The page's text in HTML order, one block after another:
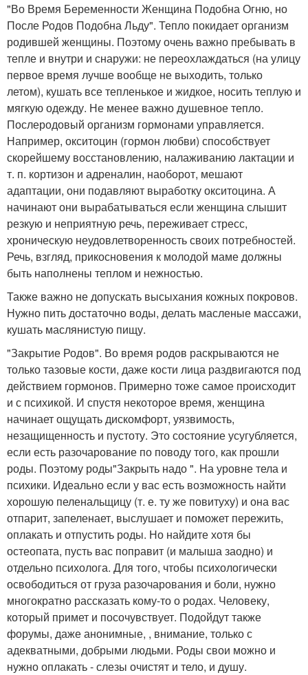
"Во Время Беременности Женщина Подобна Огню, но
После Родов Подобна Льду". Тепло покидает организм
родившей женщины. Поэтому очень важно пребывать в
тепле и внутри и снаружи: не переохлаждаться (на улицу
первое время лучше вообще не выходить, только
летом), кушать все тепленькое и жидкое, носить теплую и
мягкую одежду. Не менее важно душевное тепло.
Послеродовый организм гормонами управляется.
Например, окситоцин (гормон любви) способствует
скорейшему восстановлению, налаживанию лактации и
т. п. кортизон и адреналин, наоборот, мешают
адаптации, они подавляют выработку окситоцина. А
начинают они вырабатываться если женщина слышит
резкую и неприятную речь, переживает стресс,
хроническую неудовлетворенность своих потребностей.
Речь, взгляд, прикосновения к молодой маме должны
быть наполнены теплом и нежностью.
Также важно не допускать высыхания кожных покровов.
Нужно пить достаточно воды, делать масленые массажи,
кушать маслянистую пищу.
"Закрытие Родов". Во время родов раскрываются не
только тазовые кости, даже кости лица раздвигаются под
действием гормонов. Примерно тоже самое происходит
и с психикой. И спустя некоторое время, женщина
начинает ощущать дискомфорт, уязвимость,
незащищенность и пустоту. Это состояние усугубляется,
если есть разочарование по поводу того, как прошли
роды. Поэтому роды"Закрыть надо ". На уровне тела и
психики. Идеально если у вас есть возможность найти
хорошую пеленальщицу (т. е. ту же повитуху) и она вас
отпарит, запеленает, выслушает и поможет пережить,
оплакать и отпустить роды. Но найдите хотя бы
остеопата, пусть вас поправит (и малыша заодно) и
отдельно психолога. Для того, чтобы психологически
освободиться от груза разочарования и боли, нужно
многократно рассказать кому-то о родах. Человеку,
который примет и посочувствует. Подойдут также
форумы, даже анонимные, , внимание, только с
адекватными, добрыми людьми. Роды свои можно и
нужно оплакать - слезы очистят и тело, и душу.